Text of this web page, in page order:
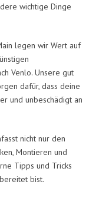
wichtige Dinge
legen wir Wert auf
Venlo. Unsere gut
dafür, dass deine
und unbeschädigt an
nicht nur den
Montieren und
Tipps und Tricks
bist.